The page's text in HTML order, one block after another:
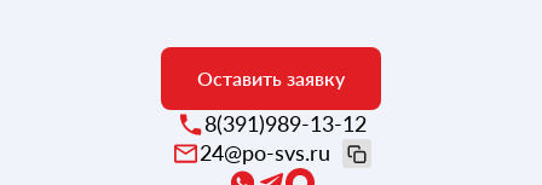
Оставить заявку
8(391)989-13-12
24@po-svs.ru